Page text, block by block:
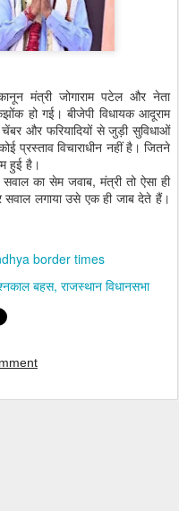
मंत्री जोगाराम पटेल और नेता
हो गई। बीजेपी विधायक आदूराम
और फरियादियों से जुड़ी सुविधाओं
प्रस्ताव विचाराधीन नहीं है। जितने
हुई है।
का सेम जवाब, मंत्री तो ऐसा ही
सवाल लगाया उसे एक ही जाब देते हैं।
border times
बहस राजस्थान विधानसभा